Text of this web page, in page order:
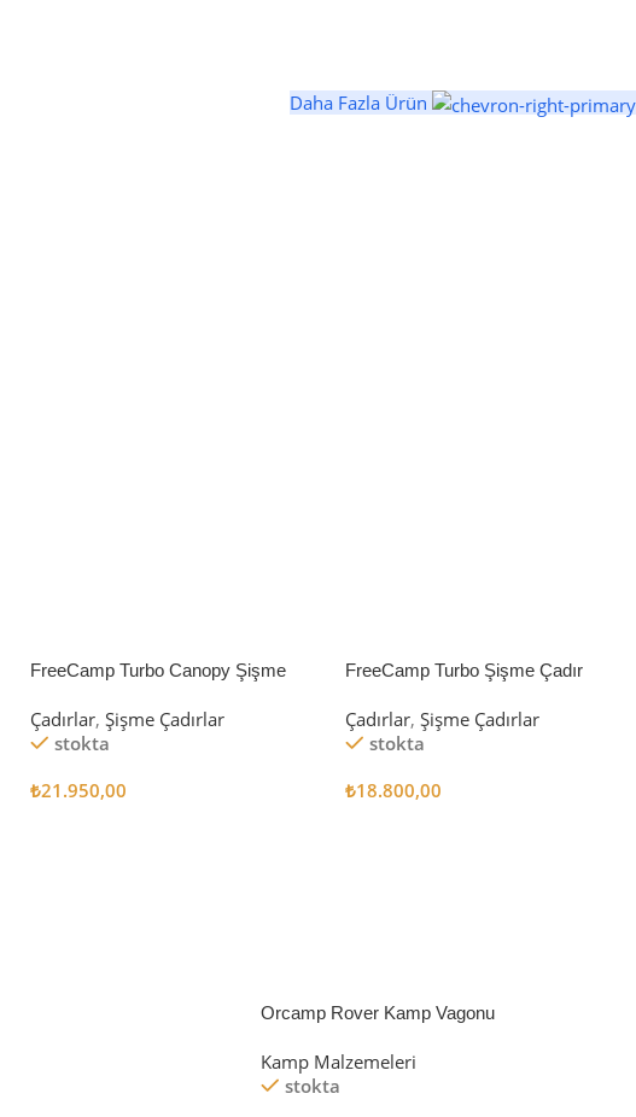
Daha Fazla Ürün
FreeCamp Turbo Canopy Şişme
Çadırlar, Şişme Çadırlar
stokta
₺21.950,00
FreeCamp Turbo Şişme Çadır
Çadırlar, Şişme Çadırlar
stokta
₺18.800,00
Orcamp Rover Kamp Vagonu
Kamp Malzemeleri
stokta